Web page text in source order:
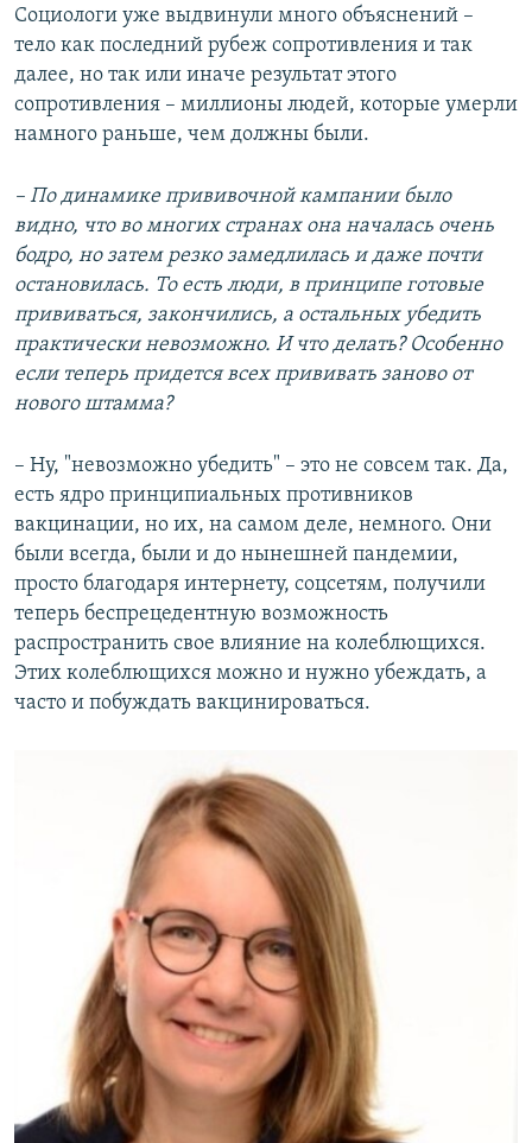
Социологи уже выдвинули много объяснений –
тело как последний рубеж сопротивления и так
далее, но так или иначе результат этого
сопротивления – миллионы людей, которые умерли
намного раньше, чем должны были.
– По динамике прививочной кампании было
видно, что во многих странах она началась очень
бодро, но затем резко замедлилась и даже почти
остановилась. То есть люди, в принципе готовые
прививаться, закончились, а остальных убедить
практически невозможно. И что делать? Особенно
если теперь придется всех прививать заново от
нового штамма?
– Ну, "невозможно убедить" – это не совсем так. Да,
есть ядро принципиальных противников
вакцинации, но их, на самом деле, немного. Они
были всегда, были и до нынешней пандемии,
просто благодаря интернету, соцсетям, получили
теперь беспрецедентную возможность
распространить свое влияние на колеблющихся.
Этих колеблющихся можно и нужно убеждать, а
часто и побуждать вакцинироваться.